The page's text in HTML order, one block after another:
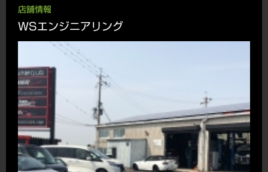
店舗情報
WSエンジニアリング